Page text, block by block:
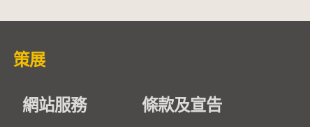
策展
網站服務 條款及宣告